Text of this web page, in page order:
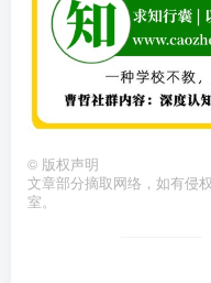
© 版权声明
文章部分摘取网络，如有侵
室。